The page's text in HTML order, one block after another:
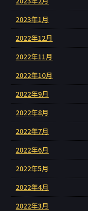
2023年1月
2022年12月
2022年11月
2022年10月
2022年9月
2022年8月
2022年7月
2022年6月
2022年5月
2022年4月
2022年3月